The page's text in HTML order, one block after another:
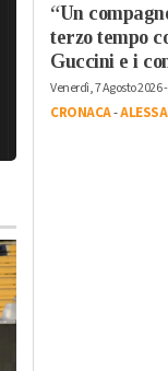
“Un
terzo tempo
Guccini e i
Venerdì, 7 Agosto 2026
CRONACA-